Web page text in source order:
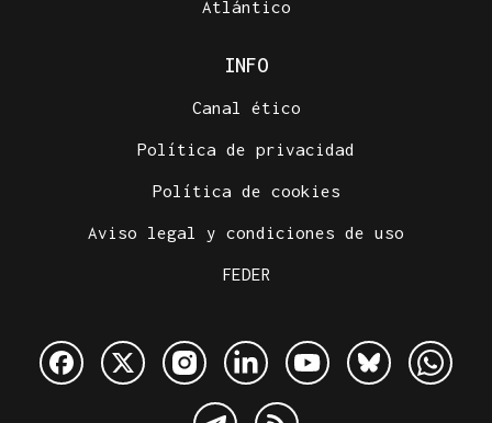
Atlántico
INFO
Canal ético
Política de privacidad
Política de cookies
Aviso legal y condiciones de uso
FEDER